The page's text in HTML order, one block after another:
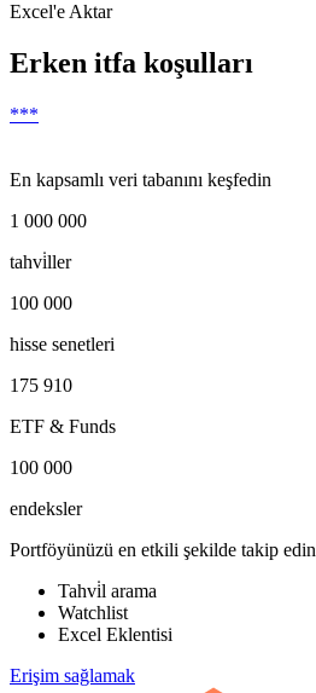
Excel'e Aktar
Erken itfa koşulları
***
En kapsamlı veri tabanını keşfedin
1 000 000
tahvi̇ller
100 000
hisse senetleri
175 910
ETF & Funds
100 000
endeksler
Portföyünüzü en etkili şekilde takip edin
Tahvi̇l arama
Watchlist
Excel Eklentisi
Erişim sağlamak